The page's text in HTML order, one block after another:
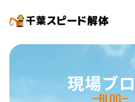
現場ブ
BLOG